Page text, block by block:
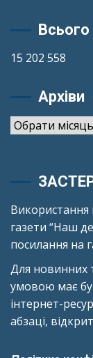
15 202 558
Архіви
Архіви
Використання
газети “Наш
посилання на
Для новинних
умовою має
інтернет-
абзаці,